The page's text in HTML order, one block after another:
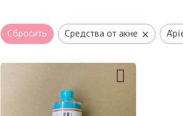
Сбросить Средства от акне ×